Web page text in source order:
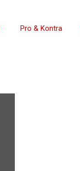
Pro & Kontra